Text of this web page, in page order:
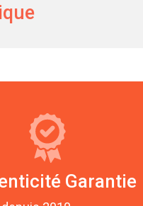
Garantie